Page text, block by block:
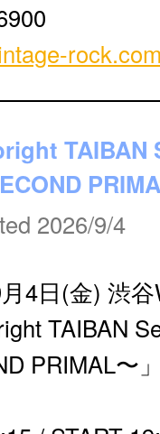
rock.com
TAIBAN
2026/9/4
月4日(金) 渋
TAIBAN
PRIMAL〜」